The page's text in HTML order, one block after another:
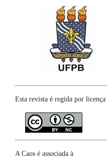
Esta revista é regida por licença
A Caos é associada à